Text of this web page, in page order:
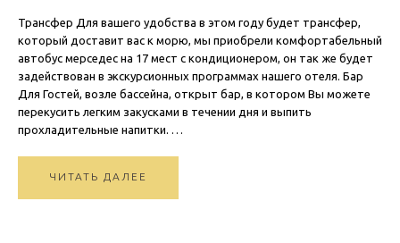
Трансфер Для вашего удобства в этом году будет трансфер,
который доставит вас к морю, мы приобрели комфортабельный
автобус мерседес на 17 мест с кондиционером, он так же будет
задействован в экскурсионных программах нашего отеля. Бар
Для Гостей, возле бассейна, открыт бар, в котором Вы можете
перекусить легким закусками в течении дня и выпить
прохладительные напитки. …
ЧИТАТЬ ДАЛЕЕ